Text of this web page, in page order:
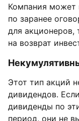
Компания может
по заранее
для акционеров,
на возврат
Этот тип акций
дивидендов.
дивиденды по
период, они не